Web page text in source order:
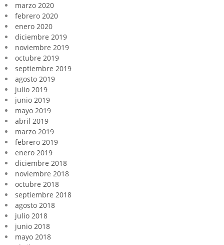
marzo 2020
febrero 2020
enero 2020
diciembre 2019
noviembre 2019
octubre 2019
septiembre 2019
agosto 2019
julio 2019
junio 2019
mayo 2019
abril 2019
marzo 2019
febrero 2019
enero 2019
diciembre 2018
noviembre 2018
octubre 2018
septiembre 2018
agosto 2018
julio 2018
junio 2018
mayo 2018